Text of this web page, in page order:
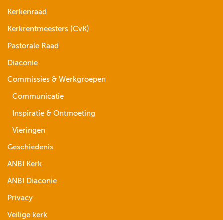
Kerkenraad
Kerkrentmeesters (CvK)
Pastorale Raad
Diaconie
Commissies & Werkgroepen
Communicatie
Inspiratie & Ontmoeting
Vieringen
Geschiedenis
ANBI Kerk
ANBI Diaconie
Privacy
Veilige kerk